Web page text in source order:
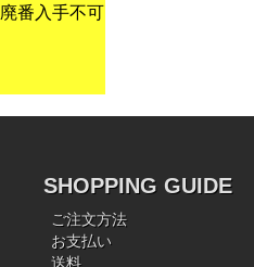
廃番入手不可
SHOPPING GUIDE
ご注文方法
お支払い
送料